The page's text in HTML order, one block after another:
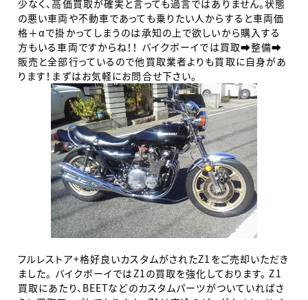
少なく、高価買取が確実と言っても過言ではありません。状態
の悪い車両や不動車であっても乗りたい人からすると車両価
格＋αで掛かってしまうのは承知の上で欲しいから購入する
方もいる車両ですからね！！ バイクボーイでは買取➡整備➡
販売と全部行っているので他買取業者よりも買取に自身があ
ります！まずはお気軽にお問合せ下さい。
フルレストア+格好良いカスタムがされたZ1をご売却いただき
ました。 バイクボーイではZ1の買取を強化しております。 Z1
買取にあたり、BEETなどのカスタムパーツがついていればさ